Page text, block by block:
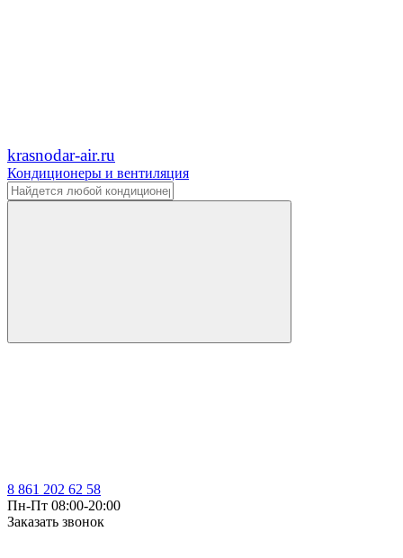
krasnodar-air.ru
Кондиционеры и вентиляция
8 861 202 62 58
Пн-Пт 08:00-20:00
Заказать звонок